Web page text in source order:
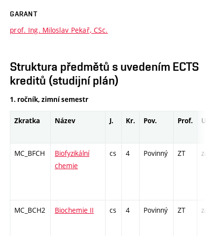
GARANT
prof. Ing. Miloslav Pekař, CSc.
Struktura předmětů s uvedením ECTS
kreditů (studijní plán)
1. ročník, zimní semestr
Zkratka Název J. Kr. Pov. Prof. Uk.
MC_BFCH
Biofyzikální
chemie
cs 4 Povinný ZT zá,zk
MC_BCH2 Biochemie II cs 4 Povinný ZT zá,zk